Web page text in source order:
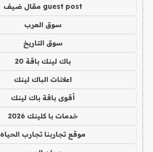
guest post مقال ضيف
سوق العرب
سوق التاريخ
باك لينك باقة 20
اعلانات الباك لينك
أقوى باقة باك لينك
خدمات با كلينك 2026
موقع تجاربنا تجارب الحياه